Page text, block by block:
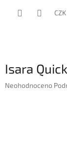
CZK
Isara
Průměrné
Neohodnoceno